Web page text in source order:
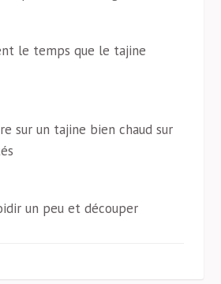
le temps que le tajine
sur un tajine bien chaud sur
un peu et découper